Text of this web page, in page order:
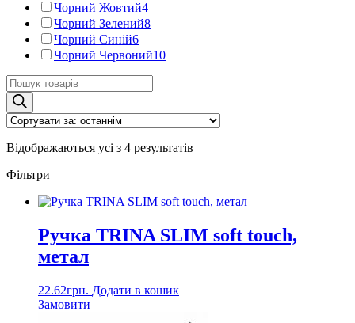
Чорний Жовтий4
Чорний Зелений8
Чорний Синій6
Чорний Червоний10
Пошук
товарів
Відображаються усі з 4 результатів
Фільтри
Ручка TRINA SLIM soft touch,
метал
22.62грн. Додати в кошик
Замовити